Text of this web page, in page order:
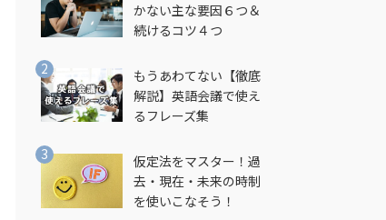
かない主な要因６つ＆
続けるコツ４つ
もうあわてない【徹底
解説】英語会議で使え
るフレーズ集
仮定法をマスター！過
去・現在・未来の時制
を使いこなそう！